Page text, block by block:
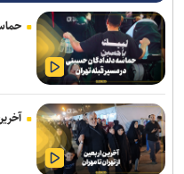
مایکروسافت به مناسبت ۲۵ سالگی ایکس باکس هدایای رایگان می‌دهد
با مصرف زیاد پروتئین، بدن‌ خود
نخستین هدفون گیره‌ای ناتینگ با قیمت زیر
خودروهای اسپرت